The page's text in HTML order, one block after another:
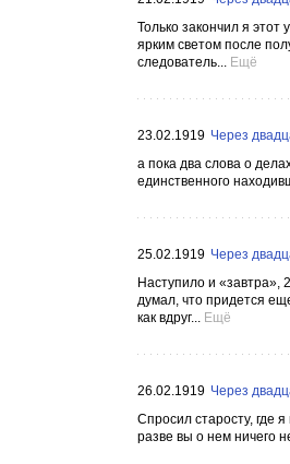
Только закончил я
ярким светом после
следователь... Ещё
23.02.1919 Через
а пока два слова о
единственного
25.02.1919 Через
Наступило и
думал, что придется
как вдруг... Ещё
26.02.1919 Через
Спросил старосту, где
разве вы о нем ничего